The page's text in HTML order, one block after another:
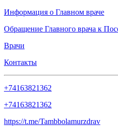
Информация о Главном враче
Обращение Главного врача к
Врачи
Контакты
+74163821362
+74163821362
https://t.me/Tambbolamurzdrav